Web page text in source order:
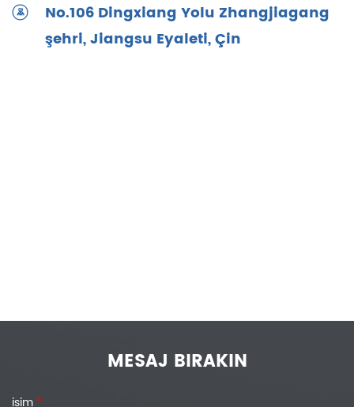
No.106 Dingxiang Yolu Zhangjiagang
şehri, Jiangsu Eyaleti, Çin
MESAJ BIRAKIN
isim *